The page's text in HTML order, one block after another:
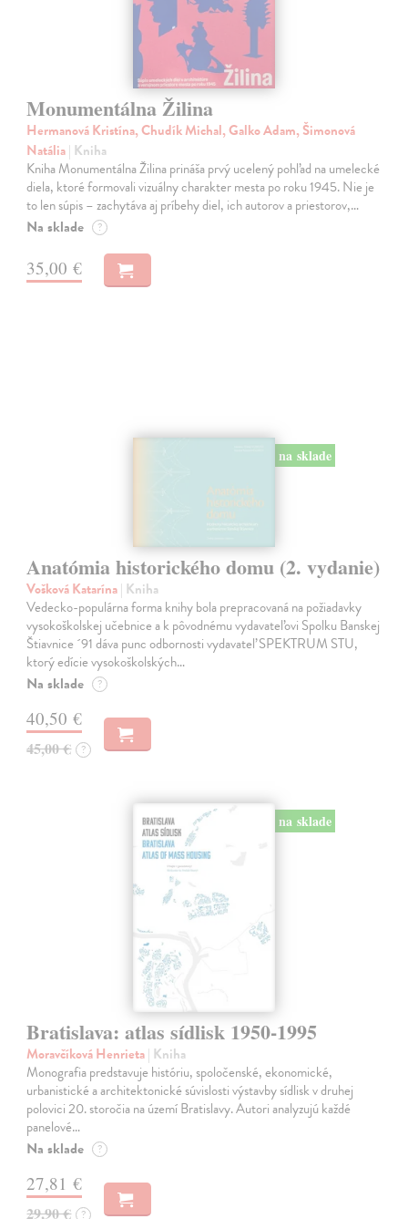
Monumentálna Žilina
Hermanová Kristína, Chudík Michal, Galko Adam, Šimonová
Natália| Kniha
Kniha Monumentálna Žilina prináša prvý ucelený pohľad na umelecké
diela, ktoré formovali vizuálny charakter mesta po roku 1945. Nie je
to len súpis – zachytáva aj príbehy diel, ich autorov a priestorov,…
Na sklade ?
35,00 €
na sklade
Anatómia historického domu (2. vydanie)
Vošková Katarína| Kniha
Vedecko-populárna forma knihy bola prepracovaná na požiadavky
vysokoškolskej učebnice a k pôvodnému vydavateľovi Spolku Banskej
Štiavnice ´91 dáva punc odbornosti vydavateľ SPEKTRUM STU,
ktorý edície vysokoškolských…
Na sklade ?
40,50 €
45,00 € ?
na sklade
Bratislava: atlas sídlisk 1950-1995
Moravčíková Henrieta| Kniha
Monografia predstavuje históriu, spoločenské, ekonomické,
urbanistické a architektonické súvislosti výstavby sídlisk v druhej
polovici 20. storočia na území Bratislavy. Autori analyzujú každé
panelové…
Na sklade ?
27,81 €
29,90 € ?